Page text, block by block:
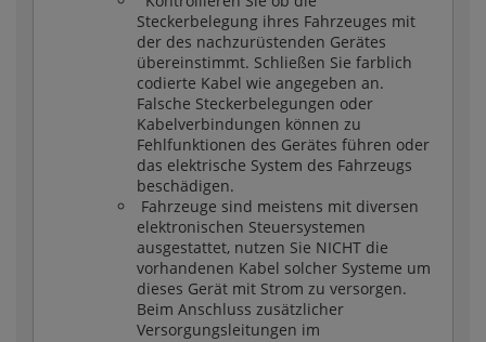
Steckerbelegung ihres Fahrzeuges mit
der des nachzurüstenden Gerätes
übereinstimmt. Schließen Sie farblich
codierte Kabel wie angegeben an.
Falsche Steckerbelegungen oder
Kabelverbindungen können zu
Fehlfunktionen des Gerätes führen oder
das elektrische System des Fahrzeugs
beschädigen.
Fahrzeuge sind meistens mit diversen
elektronischen Steuersystemen
ausgestattet, nutzen Sie NICHT die
vorhandenen Kabel solcher Systeme um
dieses Gerät mit Strom zu versorgen.
Beim Anschluss zusätzlicher
Versorgungsleitungen im